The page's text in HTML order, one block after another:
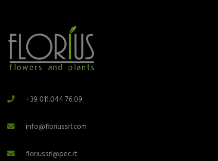
+39 011.044.76.09
info@floriussrl.com
floriussrl@pec.it